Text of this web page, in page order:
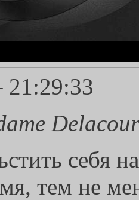
21:29:33
себя
тем не